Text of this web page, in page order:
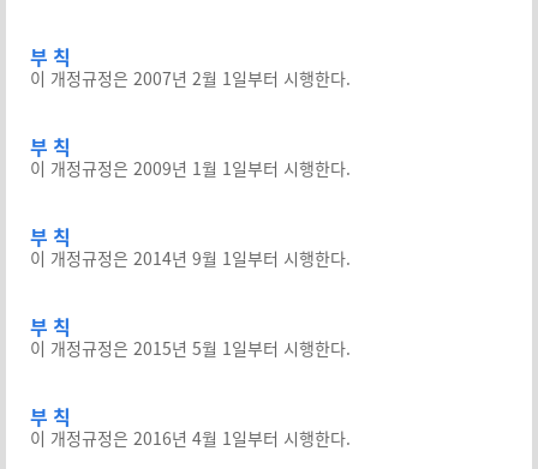
부 칙
이 개정규정은 2007년 2월 1일부터 시행한다.
부 칙
이 개정규정은 2009년 1월 1일부터 시행한다.
부 칙
이 개정규정은 2014년 9월 1일부터 시행한다.
부 칙
이 개정규정은 2015년 5월 1일부터 시행한다.
부 칙
이 개정규정은 2016년 4월 1일부터 시행한다.